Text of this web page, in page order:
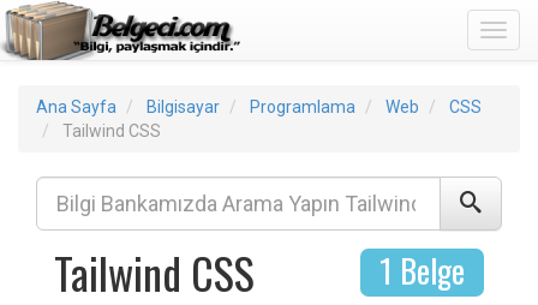
Ana Sayfa Bilgisayar Programlama Web
CSS
Tailwind CSS
1 Belge
Tailwind CSS